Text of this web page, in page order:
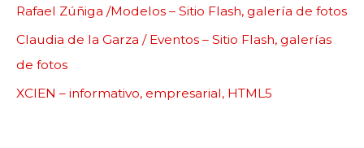
Rafael Zúñiga /Modelos – Sitio Flash, galería de fotos
Claudia de la Garza / Eventos – Sitio Flash, galerías
de fotos
XCIEN – informativo, empresarial, HTML5